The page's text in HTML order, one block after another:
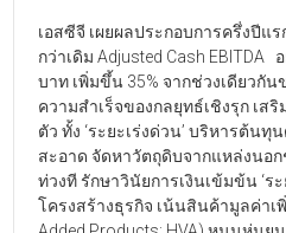
เอสซีจี เผยผลประกอบการครึ่งปีแ
กว่าเดิม Adjusted Cash EBITDA
บาท เพิ่มขึ้น 35% จากช่วงเดียวกั
ความสำเร็จของกลยุทธ์เชิงรุก เส
ตัว ทั้ง ‘ระยะเร่งด่วน’ บริหารต้นทุ
สะอาด จัดหาวัตถุดิบจากแหล่งนอ
ท่วงที รักษาวินัยการเงินเข้มข้น ‘ระ
โครงสร้างธุรกิจ เน้นสินค้ามูลค่าเ